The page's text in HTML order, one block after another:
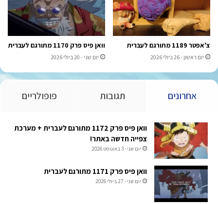
צ'אפטר 1189 מתורגם לעברית
יום ראשון - 26 ביולי 2026
וואן פיס פרק 1170 מתורגם לעברית
יום שני - 20 ביולי 2026
אחרונים תגובות פופולריים
וואן פיס פרק 1172 מתורגם לעברית + מערכת
צפייה חדשה באתר!
יום שני - 3 באוגוסט 2026
וואן פיס פרק 1171 מתורגם לעברית
יום שני - 27 ביולי 2026